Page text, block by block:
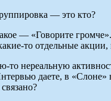
— это кто?
— «Говорите
то отдельные акции,
то нереальную
даете, в